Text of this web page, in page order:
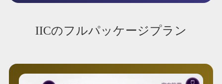
IICのフルパッケージプラン